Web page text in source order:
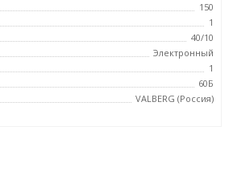
150
1
40/10
Электронный
1
60Б
VALBERG (Россия)